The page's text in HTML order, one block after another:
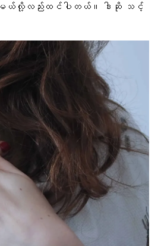
ြမယ်လို့လည်းထင်ပါတယ်။ ဒါဆို သင့်